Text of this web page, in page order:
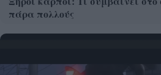
πάρα πολλούς